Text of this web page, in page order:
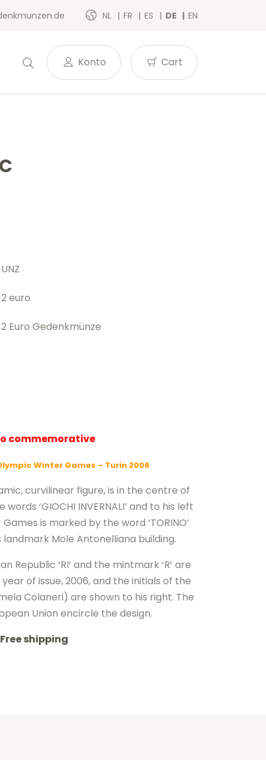
NL FR ES DE EN
Konto Cart
UNZ
2 euro
2 Euro Gedenkmünze
commemorative
Winter Games – Turin 2006
curvilinear figure, is in the centre of
‘GIOCHI INVERNALI’ and to his left
is marked by the word ‘TORINO’
landmark Mole Antonelliana building.
Republic ‘RI’ and the mintmark ‘R’ are
of issue, 2006, and the initials of the
Colaneri) are shown to his right. The
Union encircle the design.
Free shipping